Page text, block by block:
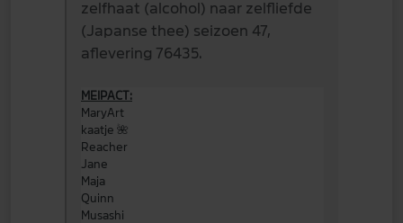
zelfhaat (alcohol) naar zelfliefde
(Japanse thee) seizoen 47,
aflevering 76435.
MEIPACT:
MaryArt
kaatje 🌺
Reacher
Jane
Maja
Quinn
Musashi